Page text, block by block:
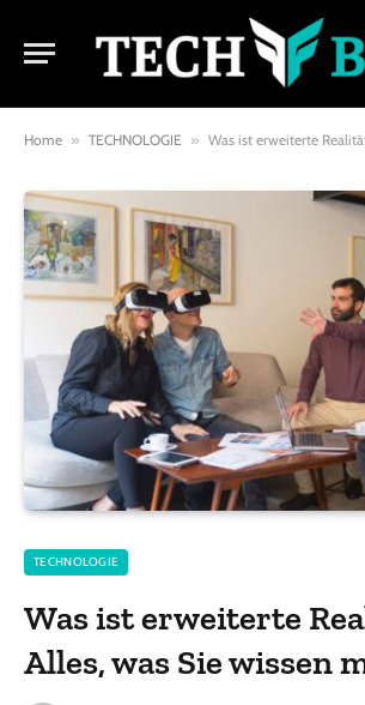
Home » TECHNOLOGIE » Was ist erweiterte Realität?
TECHNOLOGIE
Was ist erweiterte
Alles, was Sie wissen